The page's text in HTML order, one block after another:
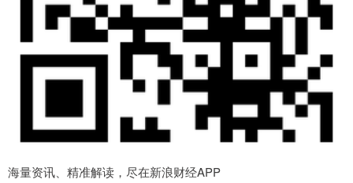
海量资讯、精准解读，尽在新浪财经APP